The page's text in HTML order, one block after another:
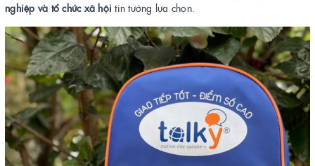
nghiệp và tổ chức xã hội tin tưởng lựa chọn.